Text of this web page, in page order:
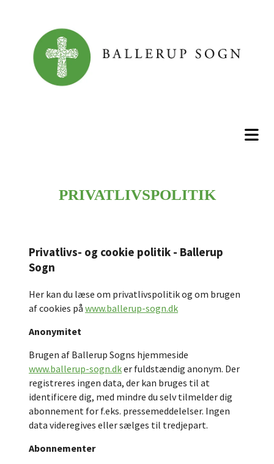
PRIVATLIVSPOLITIK
Privatlivs- og cookie politik - Ballerup
Sogn
Her kan du læse om privatlivspolitik og om brugen
af cookies på www.ballerup-sogn.dk
Anonymitet
Brugen af Ballerup Sogns hjemmeside
www.ballerup-sogn.dker fuldstændig anonym. Der
registreres ingen data, der kan bruges til at
identificere dig, med mindre du selv tilmelder dig
abonnement for f.eks. pressemeddelelser. Ingen
data videregives eller sælges til tredjepart.
Abonnementer